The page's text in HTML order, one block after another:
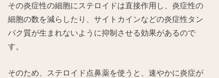
その炎症性の細胞にステロイドは直接作用し、炎症性の
細胞の数を減らしたり、サイトカインなどの炎症性タン
パク質が生まれないように抑制させる効果があるので
す。
そのため、ステロイド点鼻薬を使うと、速やかに炎症が